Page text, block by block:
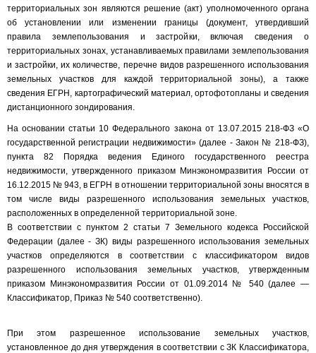
территориальных зон являются решение (акт) уполномоченного органа
об установлении или изменении границы (документ, утвердивший
правила землепользования и застройки, включая сведения о
территориальных зонах, устанавливаемых правилами землепользования
и застройки, их количестве, перечне видов разрешенного использования
земельных участков для каждой территориальной зоны), а также
сведения ЕГРН, картографический материал, ортофотопланы и сведения
дистанционного зондирования.
На основании статьи 10 Федерального закона от 13.07.2015 218-ФЗ «О
государственной регистрации недвижимости» (далее - Закон № 218-ФЗ),
пункта 82 Порядка ведения Единого государственного реестра
недвижимости, утвержденного приказом Минэкономразвития России от
16.12.2015 № 943, в ЕГРН в отношении территориальной зоны вносятся в
том числе виды разрешенного использования земельных участков,
расположенных в определенной территориальной зоне.
В соответствии с пунктом 2 статьи 7 Земельного кодекса Российской
Федерации (далее - ЗК) виды разрешенного использования земельных
участков определяются в соответствии с классификатором видов
разрешенного использования земельных участков, утвержденным
приказом Минэкономразвития России от 01.09.2014 № 540 (далее —
Классификатор, Приказ № 540 соответственно).
При этом разрешенное использование земельных участков,
установленное до дня утверждения в соответствии с ЗК Классификатора,